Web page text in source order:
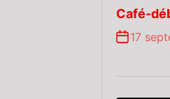
Café-
17